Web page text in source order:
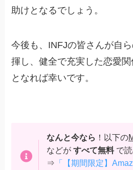
助けとなるでしょう。
今後も、INFJの皆さんが自
揮し、健全で充実した恋愛
となれば幸いです。
なんと今なら ！以下の
などが すべて無料で読
⇒ 「【期間限定】